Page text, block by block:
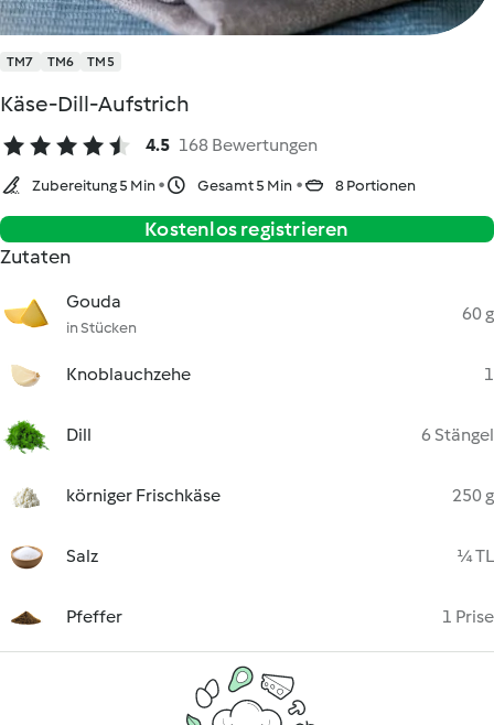
TM7 TM6 TM5
Käse-Dill-Aufstrich
4.5 168 Bewertungen
Zubereitung 5 Min Gesamt 5 Min 8 Portionen
Kostenlos registrieren
Zutaten
Gouda
in Stücken
60 g
Knoblauchzehe 1
Dill 6 Stängel
körniger Frischkäse 250 g
Salz ¼ TL
Pfeffer 1 Prise